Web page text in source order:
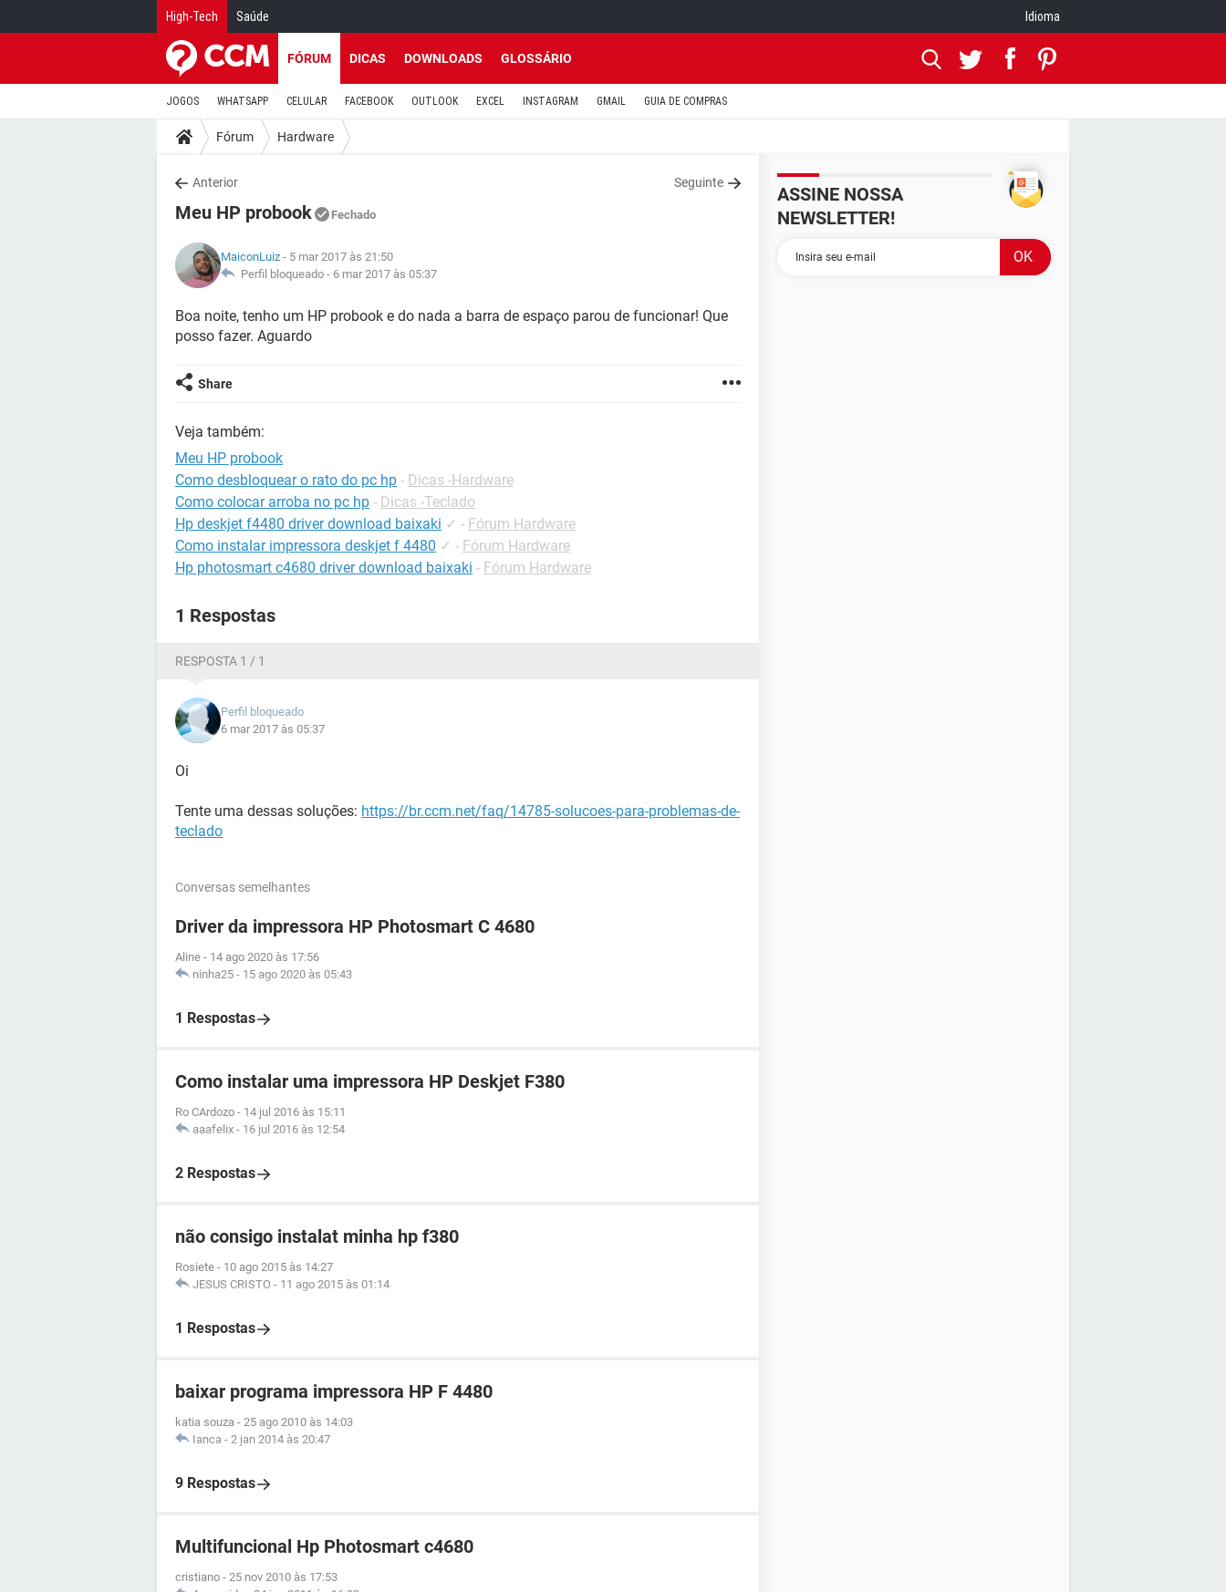
High-Tech Saúde Idioma
FÓRUM DICAS DOWNLOADS GLOSSÁRIO
JOGOS WHATSAPP CELULAR FACEBOOK OUTLOOK EXCEL INSTAGRAM GMAIL GUIA DE COMPRAS
Fórum Hardware
Anterior Seguinte
Meu HP probook Fechado
MaiconLuiz - 5 mar 2017 às 21:50
Perfil bloqueado - 6 mar 2017 às 05:37
Boa noite, tenho um HP probook e do nada a barra de espaço parou de funcionar! Que
posso fazer. Aguardo
Share
Veja também:
Meu HP probook
Como desbloquear o rato do pc hp - Dicas -Hardware
Como colocar arroba no pc hp - Dicas -Teclado
Hp deskjet f4480 driver download baixaki ✓ - Fórum Hardware
Como instalar impressora deskjet f 4480 ✓ - Fórum Hardware
Hp photosmart c4680 driver download baixaki - Fórum Hardware
1 Respostas
RESPOSTA 1 / 1
Perfil bloqueado
6 mar 2017 às 05:37
Oi
Tente uma dessas soluções: https://br.ccm.net/faq/14785-solucoes-para-problemas-de-
teclado
Conversas semelhantes
Driver da impressora HP Photosmart C 4680
Aline - 14 ago 2020 às 17:56
ninha25 - 15 ago 2020 às 05:43
1 Respostas
Como instalar uma impressora HP Deskjet F380
Ro CArdozo - 14 jul 2016 às 15:11
aaafelix - 16 jul 2016 às 12:54
2 Respostas
não consigo instalat minha hp f380
Rosiete - 10 ago 2015 às 14:27
JESUS CRISTO - 11 ago 2015 às 01:14
1 Respostas
baixar programa impressora HP F 4480
katia souza - 25 ago 2010 às 14:03
Ianca - 2 jan 2014 às 20:47
9 Respostas
Multifuncional Hp Photosmart c4680
cristiano - 25 nov 2010 às 17:53
ASSINE NOSSA
NEWSLETTER!